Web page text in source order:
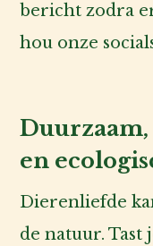
bericht zodra
hou onze
en
Dierenliefde
de natuur. Tast